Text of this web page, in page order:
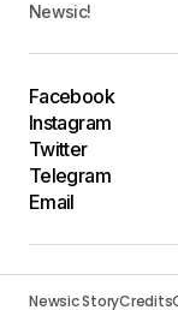
Newsic!
Facebook
Instagram
Twitter
Telegram
Email
Newsic StoryCredits